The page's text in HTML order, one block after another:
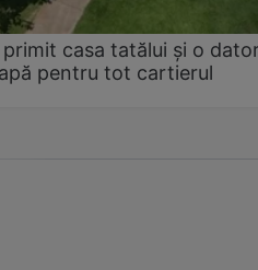
casa tatălui și o
pentru tot cartierul